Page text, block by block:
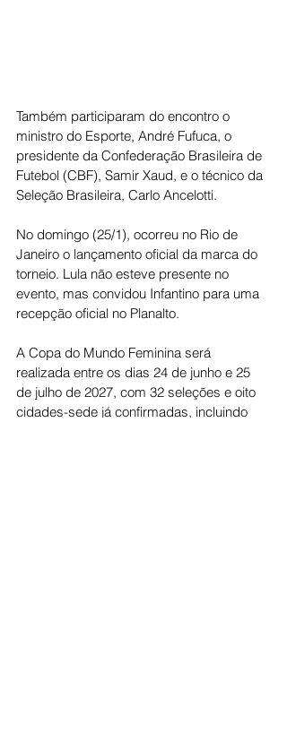
Também participaram do encontro o
ministro do Esporte, André Fufuca, o
presidente da Confederação Brasileira de
Futebol (CBF), Samir Xaud, e o técnico da
Seleção Brasileira, Carlo Ancelotti.
No domingo (25/1), ocorreu no Rio de
Janeiro o lançamento oficial da marca do
torneio. Lula não esteve presente no
evento, mas convidou Infantino para uma
recepção oficial no Planalto.
A Copa do Mundo Feminina será
realizada entre os dias 24 de junho e 25
de julho de 2027, com 32 seleções e oito
cidades-sede já confirmadas, incluindo